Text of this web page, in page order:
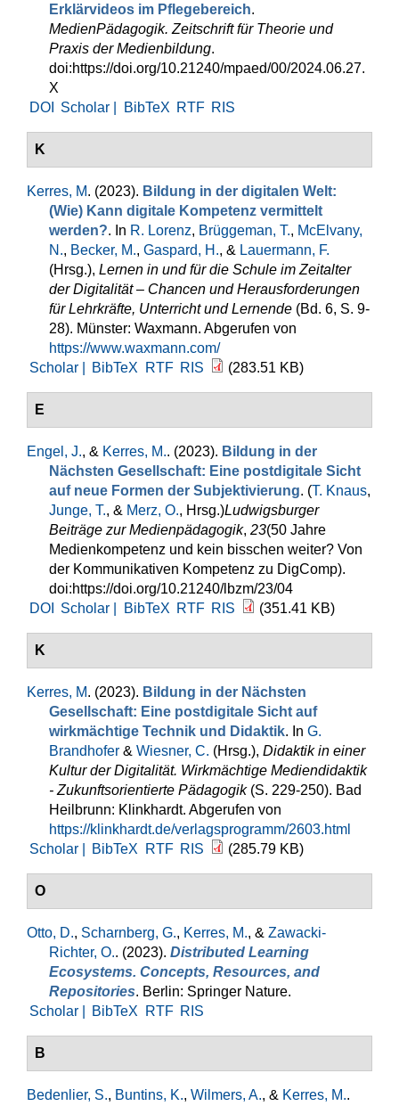
Erklärvideos im Pflegebereich.
MedienPädagogik. Zeitschrift für Theorie und
Praxis der Medienbildung.
doi:https://doi.org/10.21240/mpaed/00/2024.06.27.
X
DOI
Scholar | BibTeX RTF RIS
K
Kerres, M. (2023). Bildung in der digitalen Welt:
(Wie) Kann digitale Kompetenz vermittelt
werden?. In R. Lorenz, Brüggeman, T., McElvany,
N., Becker, M., Gaspard, H., & Lauermann, F.
(Hrsg.), Lernen in und für die Schule im Zeitalter
der Digitalität – Chancen und Herausforderungen
für Lehrkräfte, Unterricht und Lernende (Bd. 6, S. 9-
28). Münster: Waxmann. Abgerufen von
https://www.waxmann.com/
Scholar |
BibTeX RTF RIS (283.51 KB)
E
Engel, J., & Kerres, M.. (2023). Bildung in der
Nächsten Gesellschaft: Eine postdigitale Sicht
auf neue Formen der Subjektivierung. (T. Knaus,
Junge, T., & Merz, O., Hrsg.)Ludwigsburger
Beiträge zur Medienpädagogik, 23(50 Jahre
Medienkompetenz und kein bisschen weiter? Von
der Kommunikativen Kompetenz zu DigComp).
doi:https://doi.org/10.21240/lbzm/23/04
DOI
Scholar | BibTeX RTF RIS (351.41 KB)
K
Kerres, M. (2023). Bildung in der Nächsten
Gesellschaft: Eine postdigitale Sicht auf
wirkmächtige Technik und Didaktik. In G.
Brandhofer & Wiesner, C. (Hrsg.), Didaktik in einer
Kultur der Digitalität. Wirkmächtige Mediendidaktik
- Zukunftsorientierte Pädagogik(S. 229-250). Bad
Heilbrunn: Klinkhardt. Abgerufen von
https://klinkhardt.de/verlagsprogramm/2603.html
Scholar |
BibTeX RTF RIS (285.79 KB)
O
Otto, D., Scharnberg, G., Kerres, M., & Zawacki-
Richter, O.. (2023). Distributed Learning
Ecosystems. Concepts, Resources, and
Repositories. Berlin: Springer Nature.
Scholar |
BibTeX RTF RIS
B
Bedenlier, S., Buntins, K., Wilmers, A., & Kerres, M..